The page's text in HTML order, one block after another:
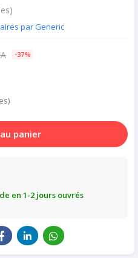
par Generic
-37%
panier
en 1-2 jours ouvrés